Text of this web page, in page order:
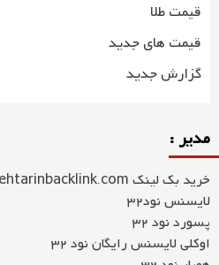
قیمت طلا
قیمت های جدید
گزارش جدید
مدیر :
خرید بک لینک behtarinbacklink.com
لایسنس نود32
پسورد نود 32
اوکلی لایسنس رایگان نود 32